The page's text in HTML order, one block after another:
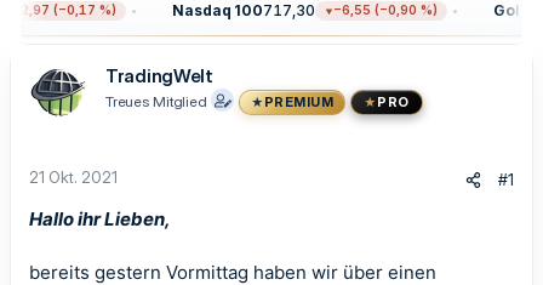
e
(−0,17 %) Nasdaq 100717,30 −6,55 (−0,90 %) Gold
TradingWelt
Treues Mitglied PREMIUM PRO
21 Okt. 2021 #1
Hallo ihr Lieben,
bereits gestern Vormittag haben wir über einen